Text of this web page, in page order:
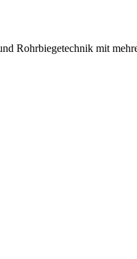
Rohrbiegetechnik mit